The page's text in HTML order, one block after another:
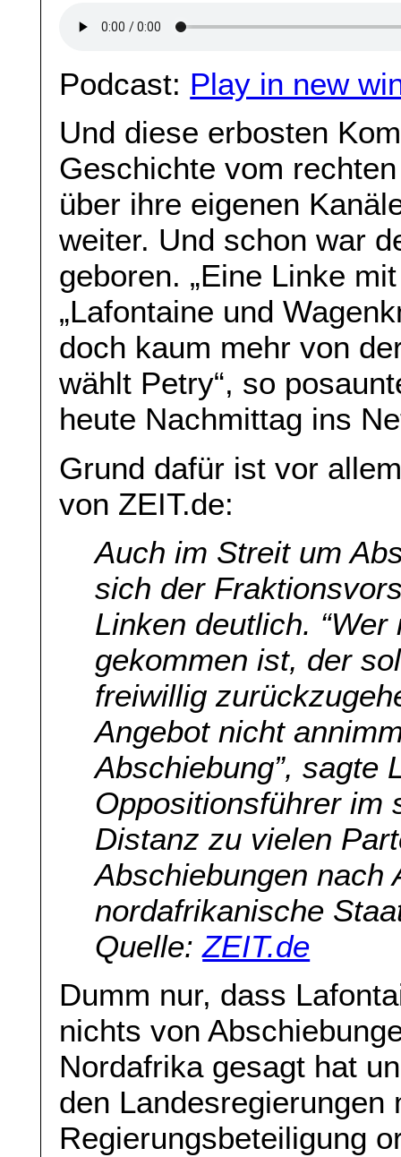
Podcast: Play in new
Und diese erbosten
Geschichte vom
über ihre eigenen
weiter. Und schon war
geboren. „Eine Linke
„Lafontaine und
doch kaum mehr von
wählt Petry“, so
heute Nachmittag ins
Grund dafür ist vor
von ZEIT.de:
Auch im Streit um
sich der
Linken deutlich.
gekommen ist, der
freiwillig
Angebot nicht
Abschiebung”, sagte
Oppositionsführer im
Distanz zu vielen
Abschiebungen nach
nordafrikanische
Quelle:ZEIT.de
Dumm nur, dass
nichts von
Nordafrika gesagt hat
den Landesregierungen
Regierungsbeteiligung